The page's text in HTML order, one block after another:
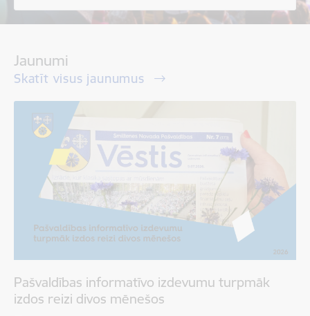
Jaunumi
Skatīt visus jaunumus
Pašvaldības informatīvo izdevumu turpmāk
izdos reizi divos mēnešos